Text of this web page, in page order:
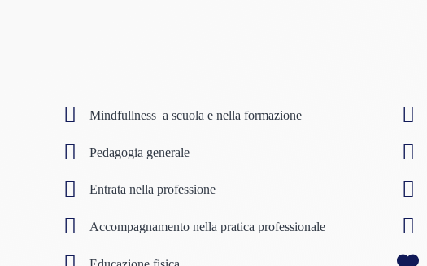
Mindfullness a scuola e nella formazione
Pedagogia generale
Entrata nella professione
Accompagnamento nella pratica professionale